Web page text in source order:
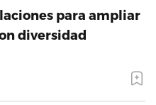
para ampliar
diversidad